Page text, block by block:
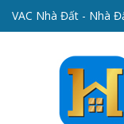
VAC Nhà Đất - Nhà